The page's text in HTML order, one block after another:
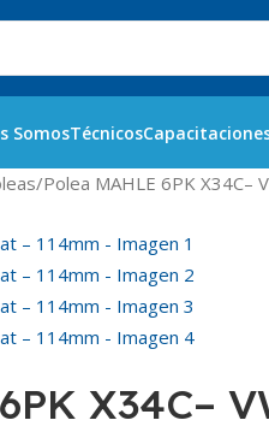
SomosTécnicos
Polea MAHLE 6PK X34C–
X34C–